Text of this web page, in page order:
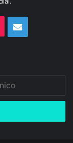
TikTokCorreo